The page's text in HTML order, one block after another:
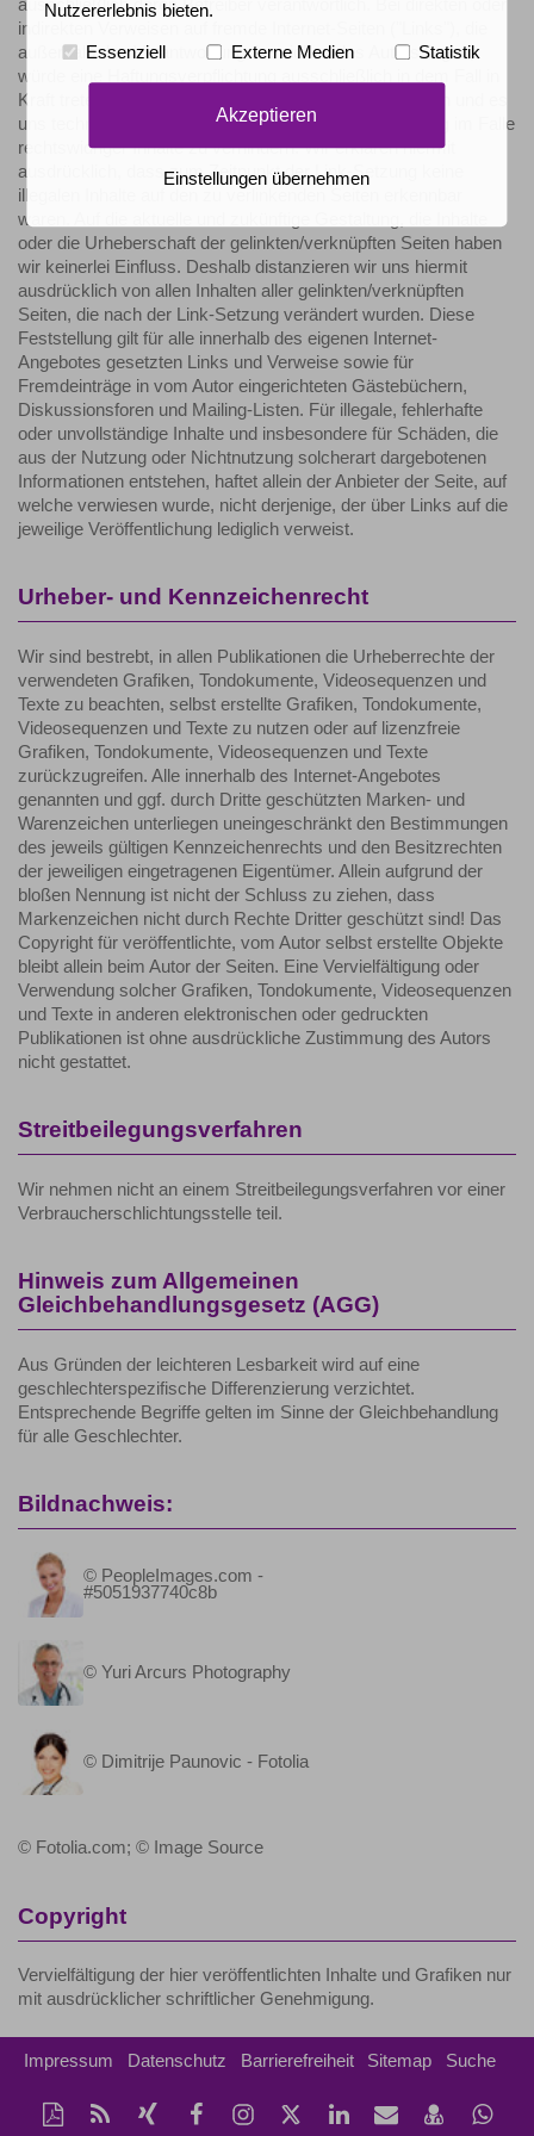
ausschließlich deren Betreiber verantwortlich. Bei direkten oder
indirekten Verweisen auf fremde Internet-Seiten ("Links"), die
außerhalb des Verantwortungsbereiches des Autors liegen,
würde eine Haftungsverpflichtung ausschließlich in dem Fall in
Kraft treten, in dem wir von den Inhalten Kenntnis hätten und es
uns technisch möglich und zumutbar wäre, die Nutzung im Falle
rechtswidriger Inhalte zu verhindern. Wir erklären hiermit
ausdrücklich, dass zum Zeitpunkt der Link-Setzung keine
illegalen Inhalte auf den zu verlinkenden Seiten erkennbar
waren. Auf die aktuelle und zukünftige Gestaltung, die Inhalte
oder die Urheberschaft der gelinkten/verknüpften Seiten haben
wir keinerlei Einfluss. Deshalb distanzieren wir uns hiermit
ausdrücklich von allen Inhalten aller gelinkten/verknüpften
Seiten, die nach der Link-Setzung verändert wurden. Diese
Feststellung gilt für alle innerhalb des eigenen Internet-
Angebotes gesetzten Links und Verweise sowie für
Fremdeinträge in vom Autor eingerichteten Gästebüchern,
Diskussionsforen und Mailing-Listen. Für illegale, fehlerhafte
oder unvollständige Inhalte und insbesondere für Schäden, die
aus der Nutzung oder Nichtnutzung solcherart dargebotenen
Informationen entstehen, haftet allein der Anbieter der Seite, auf
welche verwiesen wurde, nicht derjenige, der über Links auf die
jeweilige Veröffentlichung lediglich verweist.
Urheber- und Kennzeichenrecht
Wir sind bestrebt, in allen Publikationen die Urheberrechte der
verwendeten Grafiken, Tondokumente, Videosequenzen und
Texte zu beachten, selbst erstellte Grafiken, Tondokumente,
Videosequenzen und Texte zu nutzen oder auf lizenzfreie
Grafiken, Tondokumente, Videosequenzen und Texte
zurückzugreifen. Alle innerhalb des Internet-Angebotes
genannten und ggf. durch Dritte geschützten Marken- und
Warenzeichen unterliegen uneingeschränkt den Bestimmungen
des jeweils gültigen Kennzeichenrechts und den Besitzrechten
der jeweiligen eingetragenen Eigentümer. Allein aufgrund der
bloßen Nennung ist nicht der Schluss zu ziehen, dass
Markenzeichen nicht durch Rechte Dritter geschützt sind! Das
Copyright für veröffentlichte, vom Autor selbst erstellte Objekte
bleibt allein beim Autor der Seiten. Eine Vervielfältigung oder
Verwendung solcher Grafiken, Tondokumente, Videosequenzen
und Texte in anderen elektronischen oder gedruckten
Publikationen ist ohne ausdrückliche Zustimmung des Autors
nicht gestattet.
Streitbeilegungsverfahren
Wir nehmen nicht an einem Streitbeilegungsverfahren vor einer
Verbraucherschlichtungsstelle teil.
Hinweis zum Allgemeinen
Gleichbehandlungsgesetz (AGG)
Aus Gründen der leichteren Lesbarkeit wird auf eine
geschlechterspezifische Differenzierung verzichtet.
Entsprechende Begriffe gelten im Sinne der Gleichbehandlung
für alle Geschlechter.
Bildnachweis:
© PeopleImages.com -
#5051937740c8b
© Yuri Arcurs Photography
© Dimitrije Paunovic - Fotolia
© Fotolia.com; © Image Source
Copyright
Vervielfältigung der hier veröffentlichten Inhalte und Grafiken nur
mit ausdrücklicher schriftlicher Genehmigung.
Impressum Datenschutz Barrierefreiheit Sitemap Suche
Diese
Seite
RSS-
Feed
Auf
Xing
Auf
Facebook
Instagram-
Seite
Auf
Twitter
LinkedIn
Per
Mail
vCard
speichern
Nutzererlebnis bieten.
Essenziell Externe Medien Statistik
Akzeptieren
Einstellungen übernehmen